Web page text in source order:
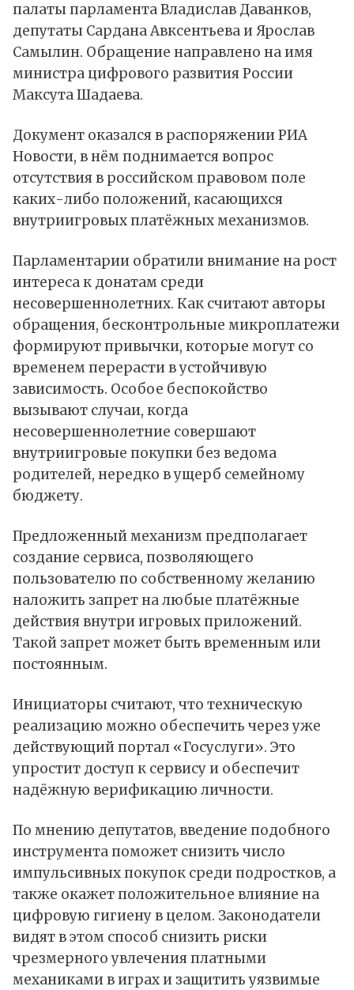
палаты парламента Владислав Даванков,
депутаты Сардана Авксентьева и Ярослав
Самылин. Обращение направлено на имя
министра цифрового развития России
Максута Шадаева.
Документ оказалсяв распоряжении РИА
Новости, в нём поднимается вопрос
отсутствия в российском правовом поле
каких-либо положений, касающихся
внутриигровых платёжных механизмов.
Парламентарии обратили внимание на рост
интереса к донатам среди
несовершеннолетних. Как считают авторы
обращения, бесконтрольные микроплатежи
формируют привычки, которые могут со
временем перерасти в устойчивую
зависимость. Особое беспокойство
вызывают случаи, когда
несовершеннолетние совершают
внутриигровые покупки без ведома
родителей, нередко в ущерб семейному
бюджету.
Предложенный механизм предполагает
создание сервиса, позволяющего
пользователю по собственному желанию
наложить запрет на любые платёжные
действия внутри игровых приложений.
Такой запрет может быть временным или
постоянным.
Инициаторы считают, что техническую
реализацию можно обеспечить через уже
действующий портал «Госуслуги». Это
упростит доступ к сервису и обеспечит
надёжную верификацию личности.
По мнению депутатов, введение подобного
инструмента поможет снизить число
импульсивных покупок среди подростков, а
также окажет положительное влияние на
цифровую гигиену в целом. Законодатели
видят в этом способ снизить риски
чрезмерного увлечения платными
механиками в играх и защитить уязвимые